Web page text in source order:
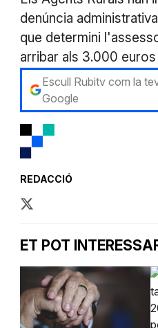
denúncia
que determini
arribar als 3.000 euros
Escull Rubitv com la
Google
REDACCIÓ
ET POT